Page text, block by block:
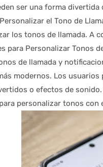
ser una forma
el Tono de
los tonos de llamada. A
para Personalizar Tonos
de llamada y
modernos. Los
o efectos de
personalizar tonos